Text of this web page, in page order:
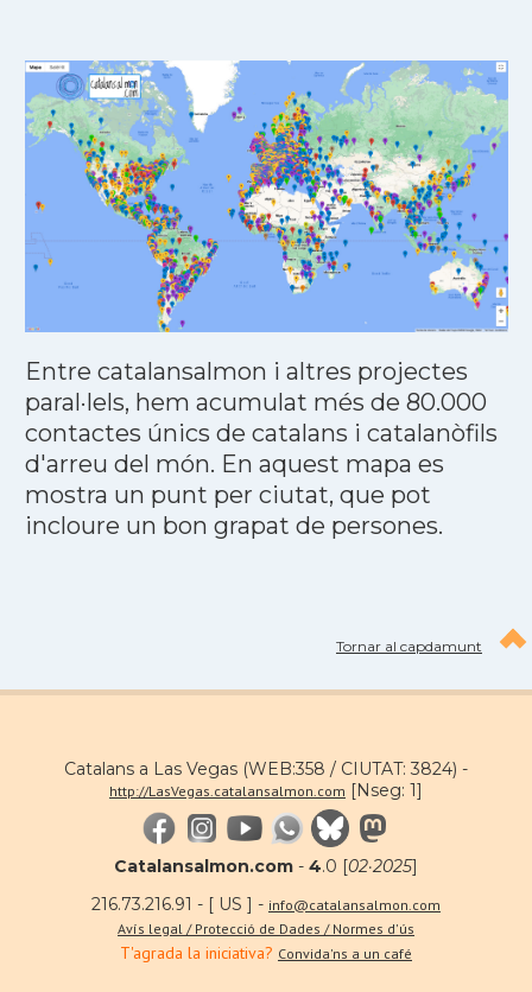
Entre catalansalmon i altres projectes
paral·lels, hem acumulat més de 80.000
contactes únics de catalans i catalanòfils
d'arreu del món. En aquest mapa es
mostra un punt per ciutat, que pot
incloure un bon grapat de persones.
Tornar al capdamunt
Catalans a Las Vegas (WEB:358 / CIUTAT: 3824) -
http://LasVegas.catalansalmon.com [Nseg: 1]
Catalansalmon.com - 4.0 [02·2025]
216.73.216.91 - [ US ] - info@catalansalmon.com
Avís legal / Protecció de Dades / Normes d'ús
T'agrada la iniciativa? Convida'ns a un café